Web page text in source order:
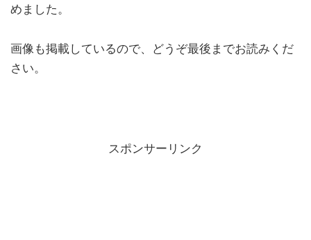
めました。
画像も掲載しているので、どうぞ最後までお読みくだ
さい。
スポンサーリンク